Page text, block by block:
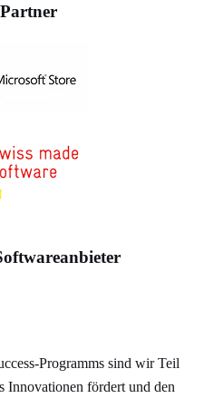
Programms sind wir Teil
Innovationen fördert und den